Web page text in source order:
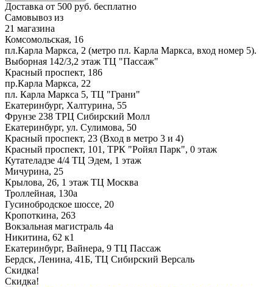
Доставка от 500 руб. бесплатно
Самовывоз из
21 магазина
Комсомольская, 16
пл.Карла Маркса, 2 (метро пл. Карла Маркса, вход номер 5).
Выборная 142/3,2 этаж ТЦ "Пассаж"
Красный проспект, 186
пр.Карла Маркса, 22
пл. Карла Маркса 5, ТЦ "Грани"
Екатеринбург, Халтурина, 55
Фрунзе 238 ТРЦ Сибирский Молл
Екатеринбург, ул. Сулимова, 50
Красный проспект, 23 (Вход в метро 3 и 4)
Красный проспект, 101, ТРК "Ройял Парк", 0 этаж
Кутателадзе 4/4 ТЦ Эдем, 1 этаж
Мичурина, 25
Крылова, 26, 1 этаж ТЦ Москва
Троллейная, 130а
Гусинобродское шоссе, 20
Кропоткина, 263
Вокзальная магистраль 4а
Никитина, 62 к1
Екатеринбург, Вайнера, 9 ТЦ Пассаж
Бердск, Ленина, 41Б, ТЦ Сибирский Версаль
Скидка!
Скидка!